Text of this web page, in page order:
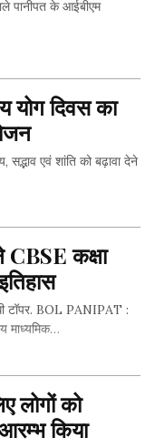
पानीपत के आईबीएम
योग दिवस का
एवं शांति को बढ़ावा देने
CBSE कक्षा
टॉपर. BOL PANIPAT :
माध्यमिक…
लोगों को
किया